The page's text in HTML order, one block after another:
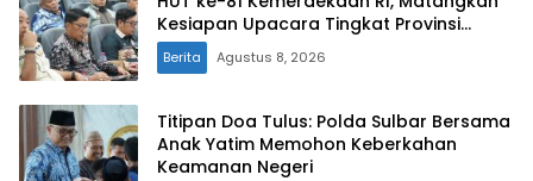
Kesiapan Upacara Tingkat Provinsi
Sulawesi Barat
Berita Agustus 8, 2026
Titipan Doa Tulus: Polda Sulbar Bersama
Anak Yatim Memohon Keberkahan
Keamanan Negeri